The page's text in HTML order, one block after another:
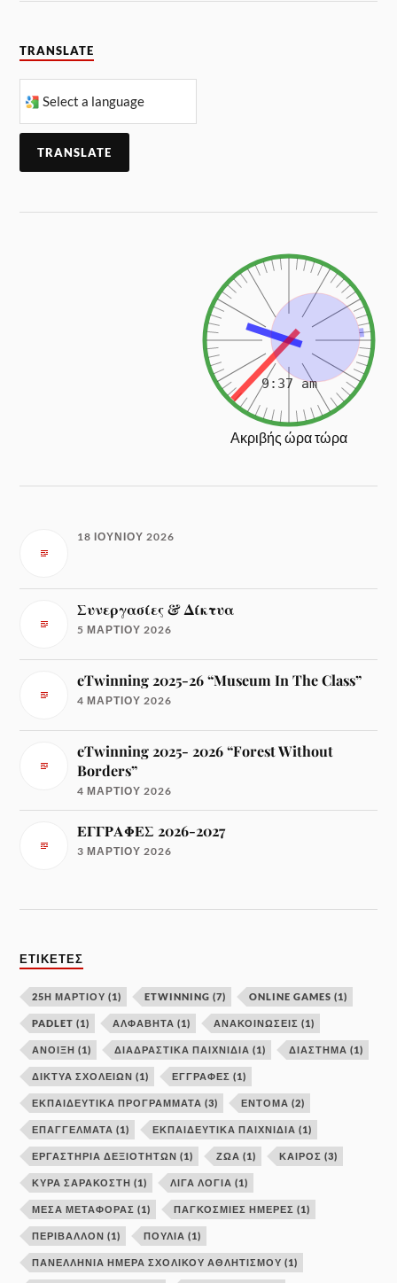
TRANSLATE
TRANSLATE
Ακριβής ώρα τώρα
18 ΙΟΥΝΊΟΥ 2026
Συνεργασίες & Δίκτυα
5 ΜΑΡΤΊΟΥ 2026
eTwinning 2025-26 “Museum In The Class”
4 ΜΑΡΤΊΟΥ 2026
eTwinning 2025- 2026 “Forest Without
Borders”
4 ΜΑΡΤΊΟΥ 2026
ΕΓΓΡΑΦΕΣ 2026-2027
3 ΜΑΡΤΊΟΥ 2026
ΕΤΙΚΈΤΕΣ
25Η ΜΑΡΤΙΟΥ (1) ETWINNING (7) ONLINE GAMES (1)
PADLET (1) ΑΛΦΑΒΗΤΑ (1) ΑΝΑΚΟΙΝΩΣΕΙΣ (1)
ΑΝΟΙΞΗ (1) ΔΙΑΔΡΑΣΤΙΚΑ ΠΑΙΧΝΙΔΙΑ (1) ΔΙΑΣΤΗΜΑ (1)
ΔΊΚΤΥΑ ΣΧΟΛΕΊΩΝ (1) ΕΓΓΡΑΦΕΣ (1)
ΕΚΠΑΙΔΕΥΤΙΚΑ ΠΡΟΓΡΑΜΜΑΤΑ (3) ΕΝΤΟΜΑ (2)
ΕΠΑΓΓΕΛΜΑΤΑ (1) ΕΚΠΑΙΔΕΥΤΙΚΆ ΠΑΙΧΝΊΔΙΑ (1)
ΕΡΓΑΣΤΉΡΙΑ ΔΕΞΙΟΤΉΤΩΝ (1) ΖΩΑ (1) ΚΑΙΡΟΣ (3)
ΚΥΡΆ ΣΑΡΑΚΟΣΤΉ (1) ΛΙΓΑ ΛΟΓΙΑ (1)
ΜΕΣΑ ΜΕΤΑΦΟΡΑΣ (1) ΠΑΓΚΟΣΜΙΕΣ ΗΜΕΡΕΣ (1)
ΠΕΡΙΒΑΛΛΟΝ (1) ΠΟΥΛΙΑ (1)
ΠΑΝΕΛΛΉΝΙΑ ΗΜΈΡΑ ΣΧΟΛΙΚΟΎ ΑΘΛΗΤΙΣΜΟΎ (1)